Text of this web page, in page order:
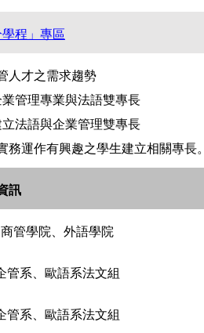
學程」專區
人才之需求趨勢
管理專業與法語雙專長
法語與企業管理雙專長
務運作有興趣之學生建立相關專長。
訊
商管學院、外語學院
管系、歐語系法文組
管系、歐語系法文組